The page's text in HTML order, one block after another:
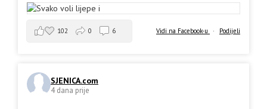
Vidi na Facebook-u · Podijeli
102 0 6
SJENICA.com
4 dana prije